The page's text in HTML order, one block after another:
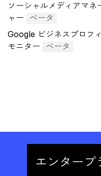
ソーシャルメディアマネ
ャー
ベータ
Google ビジネスプロフ
モニター
ベータ
エンタープ